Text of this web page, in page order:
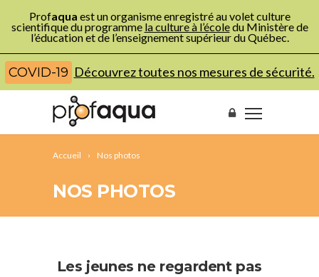
Profaqua est un organisme enregistré au volet culture
scientifique du programme la culture à l’écoledu Ministère de
l’éducation et de l’enseignement supérieur du Québec.
COVID-19 Découvrez toutes nos mesures de sécurité.
Accueil Nos photos
NOS PHOTOS
Les jeunes ne regardent pas